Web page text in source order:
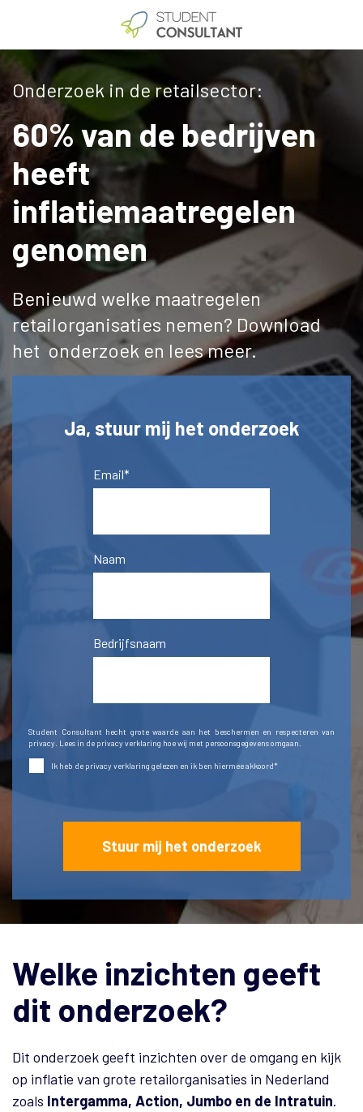
Onderzoek in de retailsector:
60% van de bedrijven
heeft
inflatiemaatregelen
genomen
Benieuwd welke maatregelen
retailorganisaties nemen? Download
het onderzoek en lees meer.
Ja, stuur mij het onderzoek
Email*
Naam
Bedrijfsnaam
Student Consultant hecht grote waarde aan het beschermen en respecteren van
privacy. Lees in de privacy verklaring hoe wij met persoonsgegevens omgaan.
Ik heb de privacy verklaring gelezen en ik ben hiermee akkoord*
Welke inzichten geeft
dit onderzoek?
Dit onderzoek geeft inzichten over de omgang en kijk
op inflatie van grote retailorganisaties in Nederland
zoals Intergamma, Action, Jumbo en de Intratuin.